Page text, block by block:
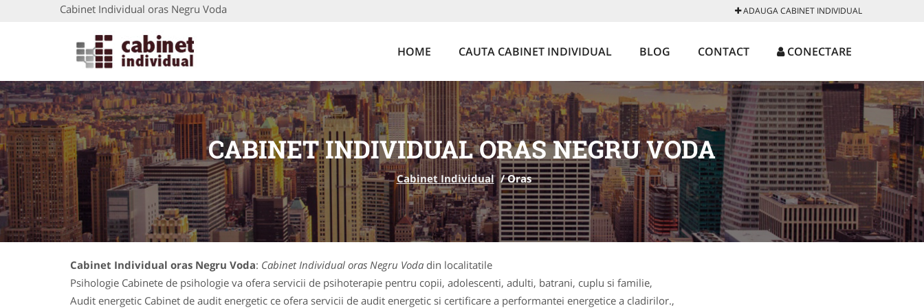
Cabinet Individual oras Negru Voda ADAUGA CABINET INDIVIDUAL
HOME CAUTA CABINET INDIVIDUAL BLOG CONTACT CONECTARE
CABINET INDIVIDUAL ORAS NEGRU VODA
Cabinet Individual /Oras
Cabinet Individual oras Negru Voda: Cabinet Individual oras Negru Voda din localitatile
Psihologie Cabinete de psihologie va ofera servicii de psihoterapie pentru copii, adolescenti, adulti, batrani, cuplu si familie,
Audit energetic Cabinet de audit energetic ce ofera servicii de audit energetic si certificare a performantei energetice a cladirilor.,